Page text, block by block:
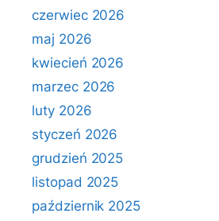
czerwiec 2026
maj 2026
kwiecień 2026
marzec 2026
luty 2026
styczeń 2026
grudzień 2025
listopad 2025
październik 2025